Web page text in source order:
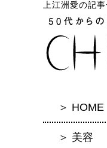
上江洲愛の記
＞ HOME
＞ 美容